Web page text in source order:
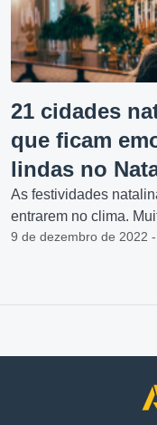
21 cidades
que ficam
lindas no
As festividades
entrarem no clima.
9 de dezembro de 2022